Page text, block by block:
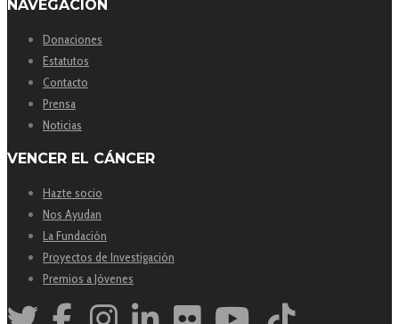
NAVEGACIÓN
Donaciones
Estatutos
Contacto
Prensa
Noticias
VENCER EL CÁNCER
Hazte socio
Nos Ayudan
La Fundación
Proyectos de Investigación
Premios a Jóvenes